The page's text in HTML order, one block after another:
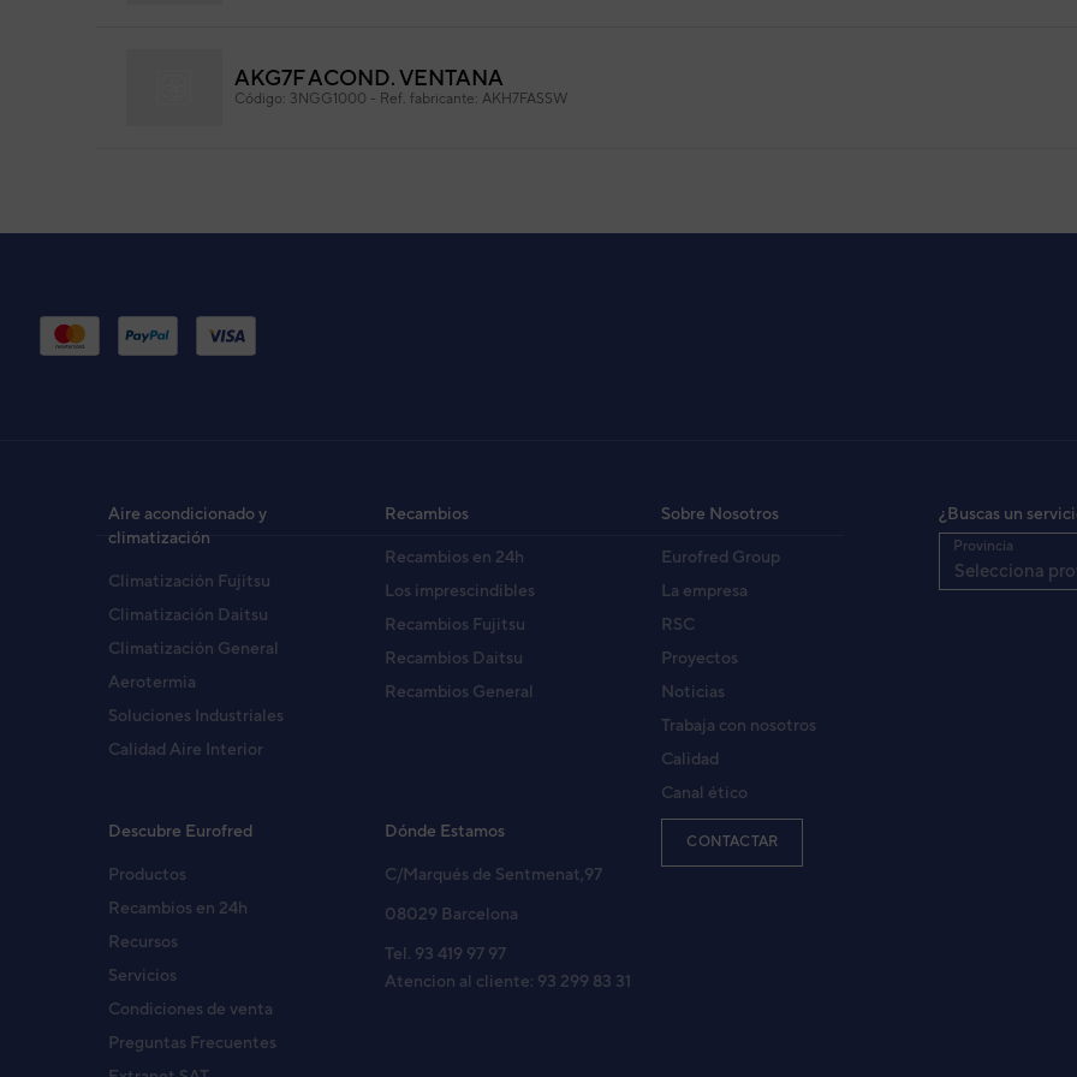
AKG7F ACOND. VENTANA
Código: 3NGG1000 - Ref. fabricante: AKH7FASSW
AKH9U ACOND. VENTANA
Código:
Aire acondicionado y
climatización
Climatización Fujitsu
Climatización Daitsu
Climatización General
Aerotermia
Soluciones Industriales
Calidad Aire Interior
Recambios
Recambios en 24h
Los imprescindibles
Recambios Fujitsu
Recambios Daitsu
Recambios General
Sobre Nosotros
Eurofred Group
La empresa
RSC
Proyectos
Noticias
Trabaja con nosotros
Calidad
Canal ético
Descubre Eurofred
Productos
Recambios en 24h
Recursos
Servicios
Condiciones de venta
Preguntas Frecuentes
Dónde Estamos
C/Marqués de Sentmenat,97
08029 Barcelona
Tel. 93 419 97 97
Atencion al cliente: 93 299 83 31
CONTACTAR
¿Buscas un
Selecciona
Provincia